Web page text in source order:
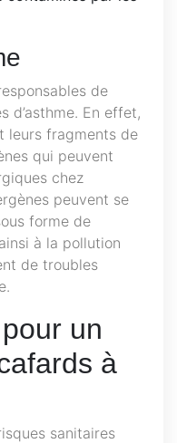
de
d’asthme. En effet,
leurs fragments de
qui peuvent
chez
peuvent se
forme de
à la pollution
de troubles
un
à
sanitaires